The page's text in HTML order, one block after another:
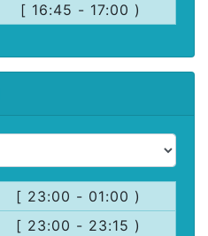
[ 16:45 - 17:00 )
[ 23:00 - 01:00 )
[ 23:00 - 23:15 )